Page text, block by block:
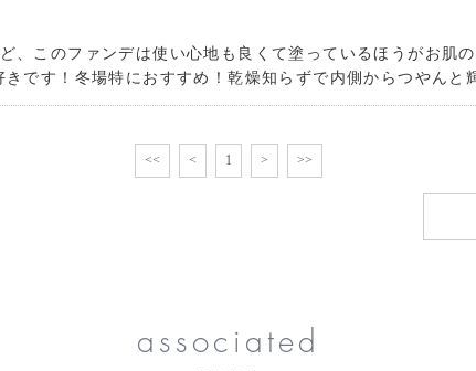
、このファンデは使い心地も良くて塗っているほうがお
です！冬場特におすすめ！乾燥知らずで内側からつやんと
<< < 1 > >>
associated